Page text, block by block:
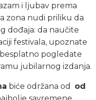
i ljubav prema
zona nudi priliku da
dođaja: da naučite
festivala, upoznate
pogledate
jubilarnog izdanja.
biće održana od od